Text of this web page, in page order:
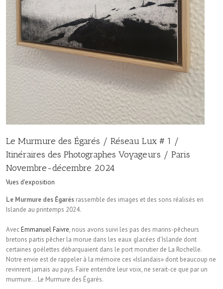
Le Murmure des Égarés / Réseau Lux # 1 /
Itinéraires des Photographes Voyageurs / Paris
Novembre-décembre 2024
Vues d'exposition
Le Murmure des Égarés rassemble des images et des sons réalisés en
Islande au printemps 2024.
AvecEmmanuel Faivre, nous avons suivi les pas des marins-pêcheurs
bretons partis pêcher la morue dans les eaux glacées d’Islande dont
certaines goélettes débarquaient dans le port morutier de La Rochelle.
Notre envie est de rappeler à la mémoire ces «Islandais» dont beaucoup ne
revinrent jamais au pays. Faire entendre leur voix, ne serait-ce que par un
murmure… Le Murmure des Égarés.